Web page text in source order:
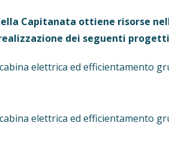
Capitanata ottiene risorse
realizzazione dei seguenti
elettrica ed efficientamento
elettrica ed efficientamento